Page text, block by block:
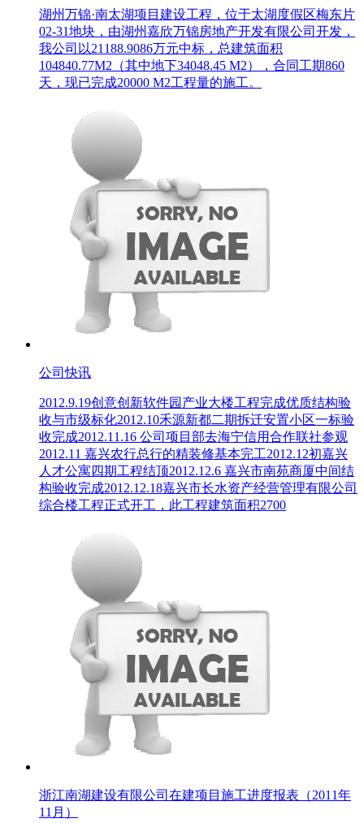
湖州万锦·南太湖项目建设工程，位于太湖度假区梅东片
02-31地块，由湖州嘉欣万锦房地产开发有限公司开发，
我公司以21188.9086万元中标，总建筑面积
104840.77M2（其中地下34048.45 M2），合同工期860
天，现已完成20000 M2工程量的施工。
公司快讯
2012.9.19创意创新软件园产业大楼工程完成优质结构验
收与市级标化2012.10禾源新都二期拆迁安置小区一标验
收完成2012.11.16 公司项目部去海宁信用合作联社参观
2012.11 嘉兴农行总行的精装修基本完工2012.12初嘉兴
人才公寓四期工程结顶2012.12.6 嘉兴市南苑商厦中间结
构验收完成2012.12.18嘉兴市长水资产经营管理有限公司
综合楼工程正式开工，此工程建筑面积2700
浙江南湖建设有限公司在建项目施工进度报表（2011年
11月）